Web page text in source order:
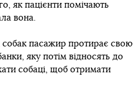
як пацієнти помічають
вона.
собак пасажир протирає свою
яку потім відносять до
собаці, щоб отримати